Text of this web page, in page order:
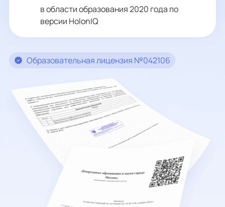
в области образования 2020 года по
версии HolonIQ
Образовательная лицензия №042106